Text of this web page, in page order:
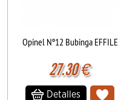
Opinel Nº12 Bubinga EFFILE
27.30€
Detalles